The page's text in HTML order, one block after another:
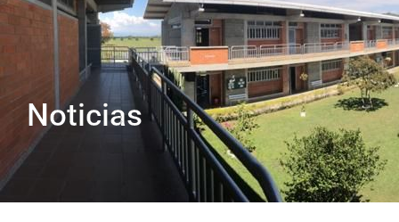
Noticias